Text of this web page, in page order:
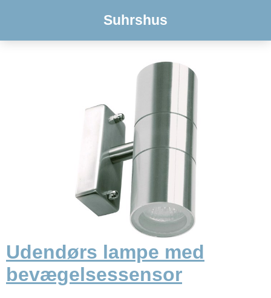
Suhrshus
Udendørs lampe med
bevægelsessensor